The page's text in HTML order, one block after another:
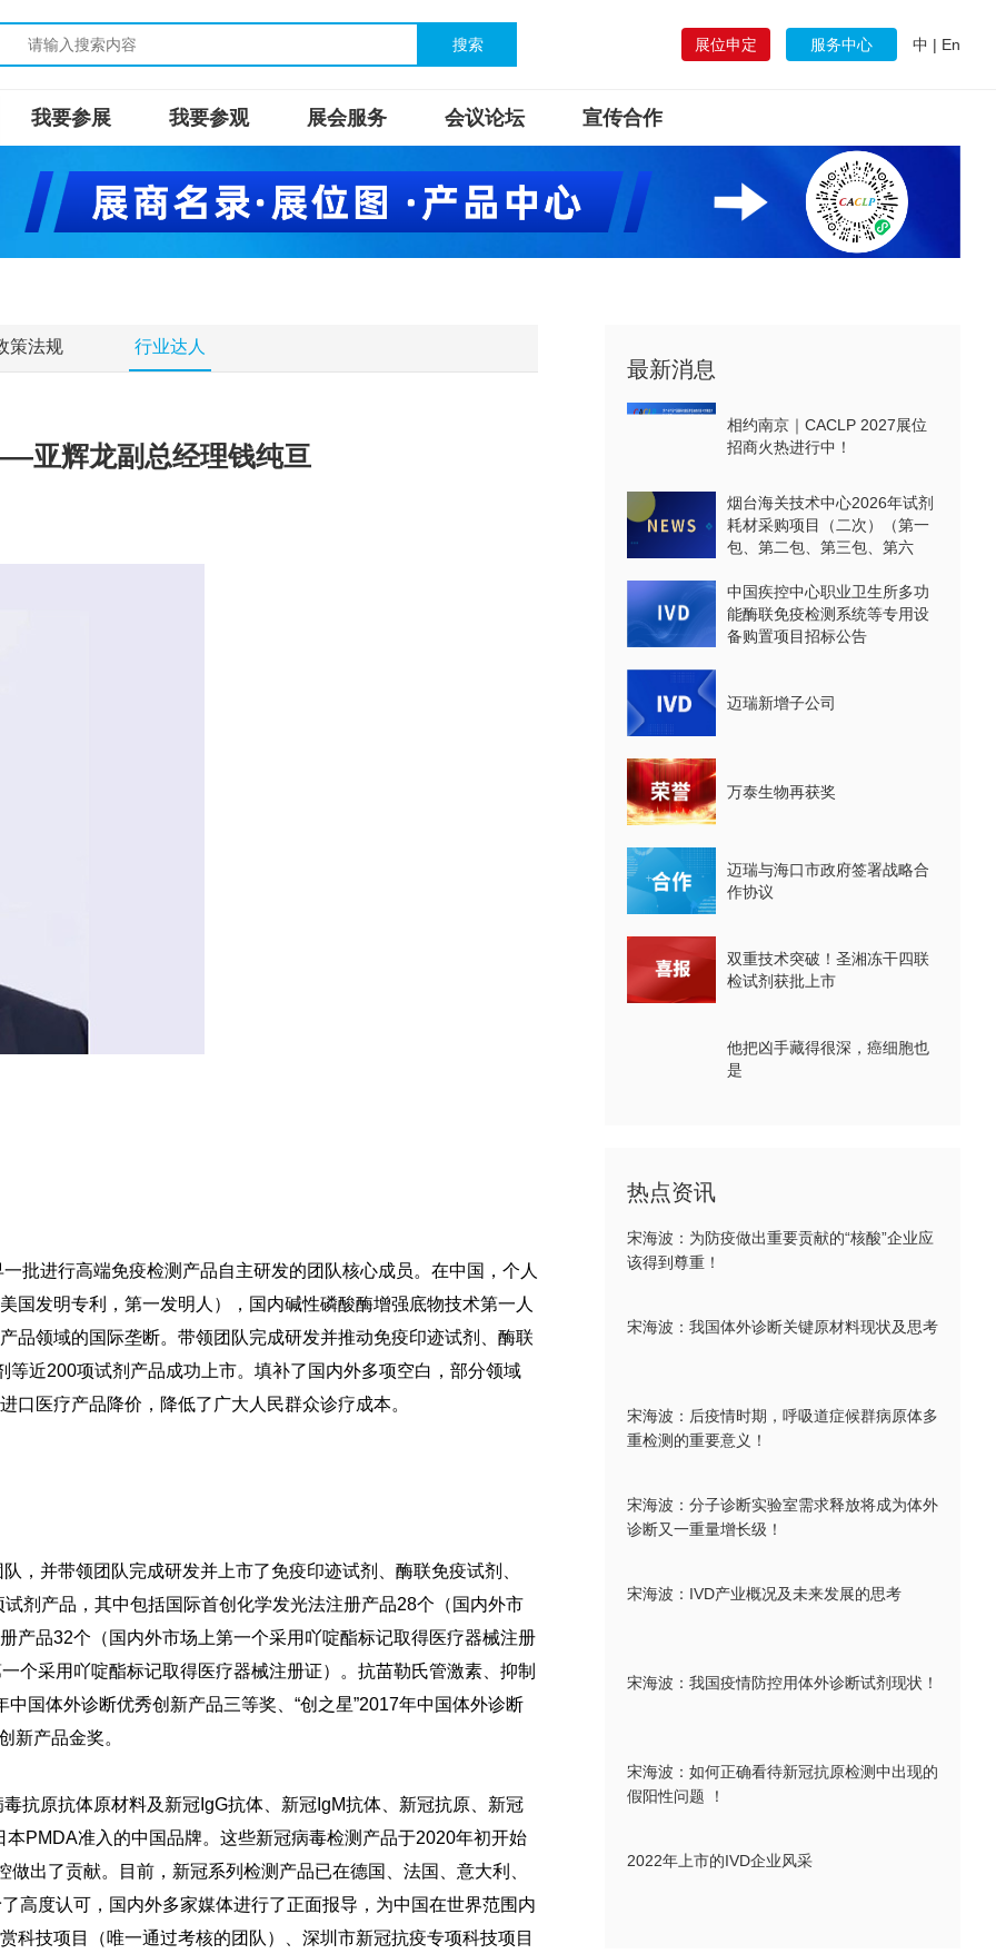
搜索 展位申定 服务中心 中 | En
我要参展 我要参观 展会服务 会议论坛 宣传合作
策法规 行业达人
亚辉龙副总经理钱纯亘
批进行高端免疫检测产品自主研发的团队核心成员。在中国，个人
国发明专利，第一发明人），国内碱性磷酸酶增强底物技术第一人
品领域的国际垄断。带领团队完成研发并推动免疫印迹试剂、酶联
近200项试剂产品成功上市。填补了国内外多项空白，部分领域
口医疗产品降价，降低了广大人民群众诊疗成本。
，并带领团队完成研发并上市了免疫印迹试剂、酶联免疫试剂、
剂产品，其中包括国际首创化学发光法注册产品28个（国内外市
产品32个（国内外市场上第一个采用吖啶酯标记取得医疗器械注册
个采用吖啶酯标记取得医疗器械注册证）。抗苗勒氏管激素、抑制
国体外诊断优秀创新产品三等奖、“创之星”2017年中国体外诊断
新产品金奖。
抗原抗体原材料及新冠IgG抗体、新冠IgM抗体、新冠抗原、新冠
PMDA准入的中国品牌。这些新冠病毒检测产品于2020年初开始
出了贡献。目前，新冠系列检测产品已在德国、法国、意大利、
高度认可，国内外多家媒体进行了正面报导，为中国在世界范围内
科技项目（唯一通过考核的团队）、深圳市新冠抗疫专项科技项目
最新消息
相约南京｜CACLP 2027展位
招商火热进行中！
烟台海关技术中心2026年试剂
耗材采购项目（二次）（第一
包、第二包、第三包、第六
标公告
中国疾控中心职业卫生所多功
能酶联免疫检测系统等专用设
备购置项目招标公告
迈瑞新增子公司
万泰生物再获奖
迈瑞与海口市政府签署战略合
作协议
双重技术突破！圣湘冻干四联
检试剂获批上市
他把凶手藏得很深，癌细胞也
是
热点资讯
宋海波：为防疫做出重要贡献的“核酸”企业应
该得到尊重！
宋海波：我国体外诊断关键原材料现状及思考
宋海波：后疫情时期，呼吸道症候群病原体多
重检测的重要意义！
宋海波：分子诊断实验室需求释放将成为体外
诊断又一重量增长级！
宋海波：IVD产业概况及未来发展的思考
宋海波：我国疫情防控用体外诊断试剂现状！
宋海波：如何正确看待新冠抗原检测中出现的
假阳性问题 ！
2022年上市的IVD企业风采